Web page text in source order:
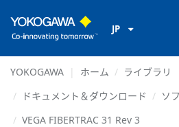
JP
YOKOGAWA ホーム
ライブラリ
ドキュメント＆ダウンロード
ソ
VEGA FIBERTRAC 31 Rev 3